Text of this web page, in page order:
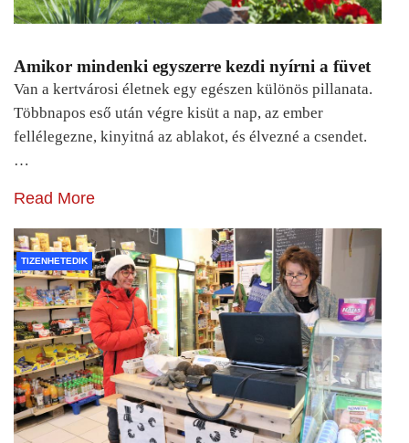
Amikor mindenki egyszerre kezdi nyírni a füvet
Van a kertvárosi életnek egy egészen különös pillanata.
Többnapos eső után végre kisüt a nap, az ember
fellélegezne, kinyitná az ablakot, és élvezné a csendet.
…
Read More
TIZENHETEDIK